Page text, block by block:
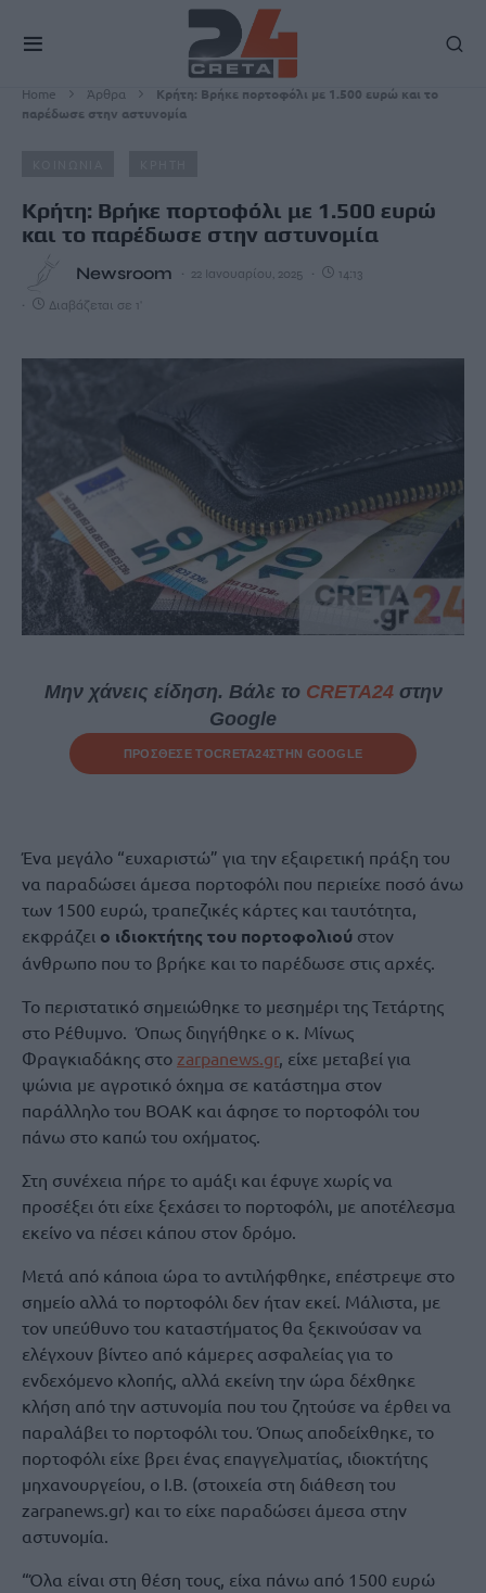
Home Άρθρα
Κρήτη: Βρήκε πορτοφόλι με 1.500 ευρώ και το
παρέδωσε στην αστυνομία
Κρήτη: Βρήκε πορτοφόλι με 1.500 ευρώ
και το παρέδωσε στην αστυνομία
Newsroom 22 Ιανουαρίου, 2025 14:13
Διαβάζεται σε 1'
Μην χάνεις είδηση. Βάλε το CRETA24στην
Google
ΠΡΟΣΘΕΣΕ ΤΟCRETA24ΣΤΗΝ GOOGLE
Ένα μεγάλο “ευχαριστώ” για την εξαιρετική πράξη του
να παραδώσει άμεσα πορτοφόλι που περιείχε ποσό άνω
των 1500 ευρώ, τραπεζικές κάρτες και ταυτότητα,
εκφράζει ο ιδιοκτήτης του πορτοφολιού στον
άνθρωπο που το βρήκε και το παρέδωσε στις αρχές.
Το περιστατικό σημειώθηκε το μεσημέρι της Τετάρτης
στο Ρέθυμνο. Όπως διηγήθηκε ο κ. Μίνως
Φραγκιαδάκης στο zarpanews.gr, είχε μεταβεί για
ψώνια με αγροτικό όχημα σε κατάστημα στον
παράλληλο του ΒΟΑΚ και άφησε το πορτοφόλι του
πάνω στο καπώ του οχήματος.
Στη συνέχεια πήρε το αμάξι και έφυγε χωρίς να
προσέξει ότι είχε ξεχάσει το πορτοφόλι, με αποτέλεσμα
εκείνο να πέσει κάπου στον δρόμο.
Μετά από κάποια ώρα το αντιλήφθηκε, επέστρεψε στο
σημείο αλλά το πορτοφόλι δεν ήταν εκεί. Μάλιστα, με
τον υπεύθυνο του καταστήματος θα ξεκινούσαν να
ελέγχουν βίντεο από κάμερες ασφαλείας για το
ενδεχόμενο κλοπής, αλλά εκείνη την ώρα δέχθηκε
κλήση από την αστυνομία που του ζητούσε να έρθει να
παραλάβει το πορτοφόλι του. Όπως αποδείχθηκε, το
πορτοφόλι είχε βρει ένας επαγγελματίας, ιδιοκτήτης
μηχανουργείου, ο Ι.Β. (στοιχεία στη διάθεση του
zarpanews.gr) και το είχε παραδώσει άμεσα στην
αστυνομία.
“Όλα είναι στη θέση τους, είχα πάνω από 1500 ευρώ